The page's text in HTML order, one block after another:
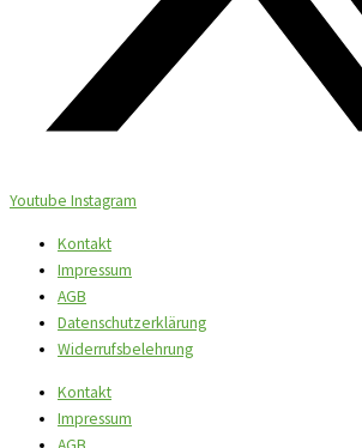
Youtube Instagram
Kontakt
Impressum
AGB
Datenschutzerklärung
Widerrufsbelehrung
Kontakt
Impressum